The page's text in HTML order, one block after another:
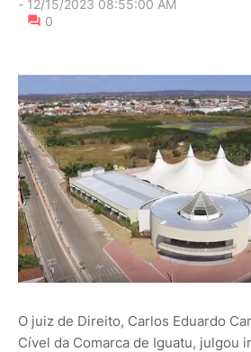
- 12/15/2023 08:55:00 AM
0
O juiz de Direito, Carlos Eduardo
Cível da Comarca de Iguatu, julgou